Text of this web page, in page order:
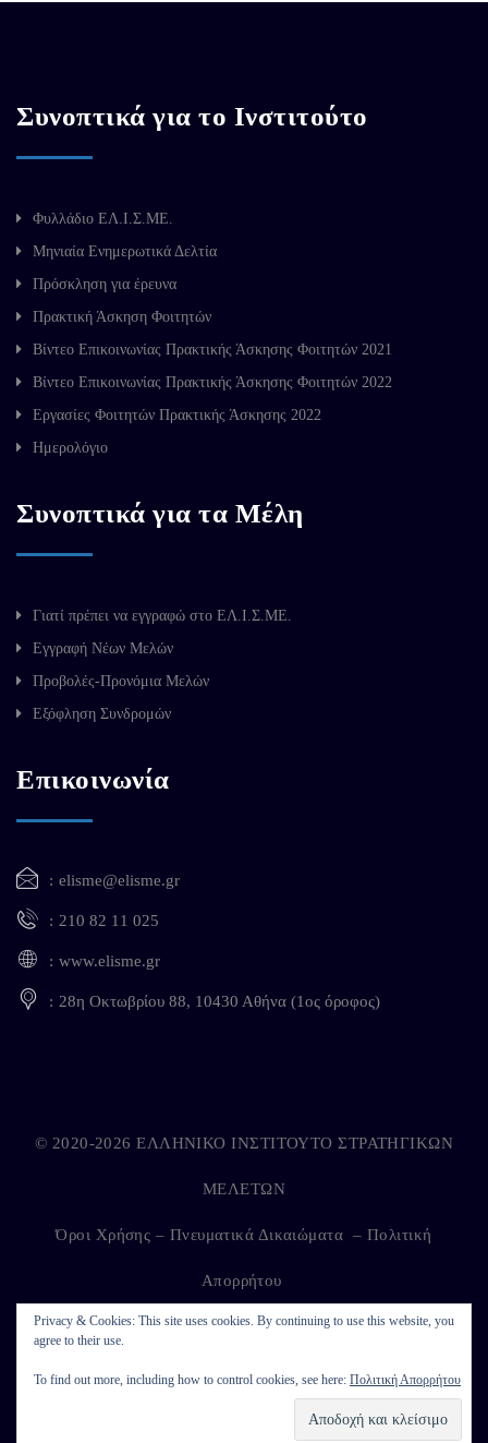
Συνοπτικά για το Ινστιτούτο
Φυλλάδιο ΕΛ.Ι.Σ.ΜΕ.
Μηνιαία Ενημερωτικά Δελτία
Πρόσκληση για έρευνα
Πρακτική Άσκηση Φοιτητών
Βίντεο Επικοινωνίας Πρακτικής Άσκησης Φοιτητών 2021
Βίντεο Επικοινωνίας Πρακτικής Άσκησης Φοιτητών 2022
Εργασίες Φοιτητών Πρακτικής Άσκησης 2022
Ημερολόγιο
Συνοπτικά για τα Μέλη
Γιατί πρέπει να εγγραφώ στο ΕΛ.Ι.Σ.ΜΕ.
Εγγραφή Νέων Μελών
Προβολές-Προνόμια Μελών
Εξόφληση Συνδρομών
Επικοινωνία
elisme@elisme.gr
210 82 11 025
www.elisme.gr
28η Οκτωβρίου 88, 10430 Αθήνα (1ος όροφος)
Privacy & Cookies: This site uses cookies. By continuing to use this website, you
agree to their use.
To find out more, including how to control cookies, see here: Πολιτική Απορρήτου
© 2020-2026 ΕΛΛΗΝΙΚΟ ΙΝΣΤΙΤΟΥΤΟ ΣΤΡΑΤΗΓΙΚΩΝ
ΜΕΛΕΤΩΝ
Όροι Χρήσης – Πνευματικά Δικαιώματα – Πολιτική
Απορρήτου
Developed by